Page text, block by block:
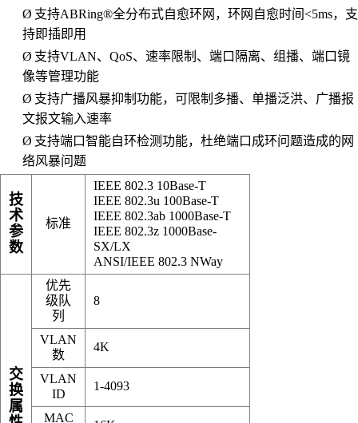
Ø 支持ABRing®全分布式自愈环网，环网自愈时间<5ms，支
持即插即用
Ø 支持VLAN、QoS、速率限制、端口隔离、组播、端口镜
像等管理功能
Ø 支持广播风暴抑制功能，可限制多播、单播泛洪、广播报
文报文输入速率
Ø 支持端口智能自环检测功能，杜绝端口成环问题造成的网
络风暴问题
技
术
参
数
标准
IEEE 802.3 10Base-T
IEEE 802.3u 100Base-T
IEEE 802.3ab 1000Base-T
IEEE 802.3z 1000Base-
SX/LX
ANSI/IEEE 802.3 NWay
交
换
属
优先
级队
列
8
VLAN
数
4K
VLAN
ID
1-4093
MAC